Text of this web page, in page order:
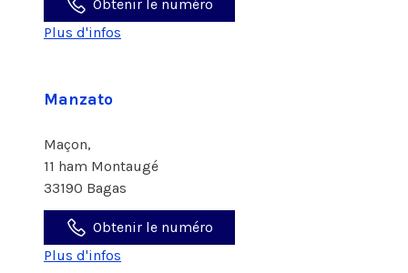
Obtenir le numéro
Plus d'infos
Manzato
Maçon,
11 ham Montaugé
33190 Bagas
Obtenir le numéro
Plus d'infos